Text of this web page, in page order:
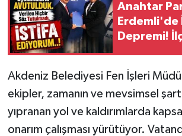
Anahtar
Erdemli'de
Depremi!
Başkanına
Akdeniz Belediyesi Fen İşleri
ekipler, zamanın ve mevsimsel
yıpranan yol ve kaldırımlarda
onarım çalışması yürütüyor.